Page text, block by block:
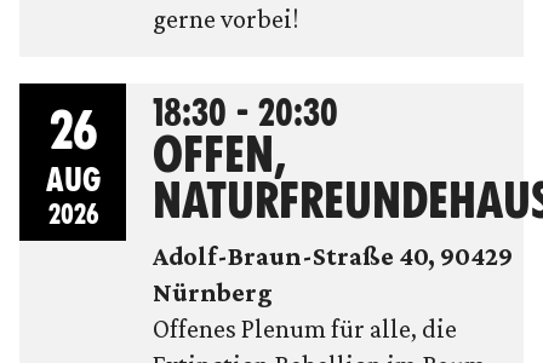
gerne vorbei!
26
AUG
2026
18:30 - 20:30
OFFEN,
Adolf-Braun-Straße 40, 90429
Nürnberg
Offenes Plenum für alle, die